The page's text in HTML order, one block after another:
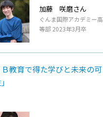
加藤 咲磨さん
ぐんま国際アカデミー高
等部 2023年3月卒
Ｂ教育で得た学びと未来の可